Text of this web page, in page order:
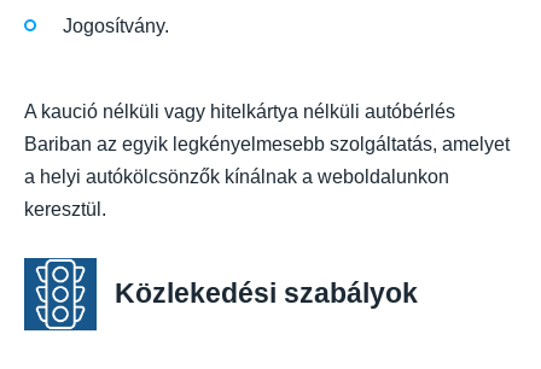
Jogosítvány.
A kaució nélküli vagy hitelkártya nélküli autóbérlés
Bariban az egyik legkényelmesebb szolgáltatás, amelyet
a helyi autókölcsönzők kínálnak a weboldalunkon
keresztül.
Közlekedési szabályok